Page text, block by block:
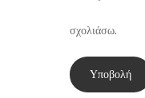
σχολιάσω.